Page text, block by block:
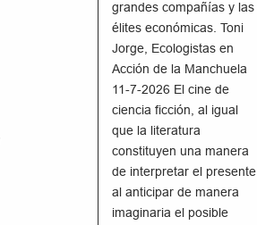
grandes compañías y las
élites económicas. Toni
Jorge, Ecologistas en
Acción de la Manchuela
11-7-2026 El cine de
ciencia ficción, al igual
que la literatura
constituyen una manera
de interpretar el presente
al anticipar de manera
imaginaria el posible